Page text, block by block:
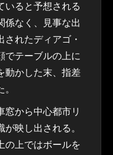
いると予想される
係なく、見事な出
れたディアゴ・
でテーブルの上に
動かした末、指差
から中心都市リ
映し出される。
の上ではボールを